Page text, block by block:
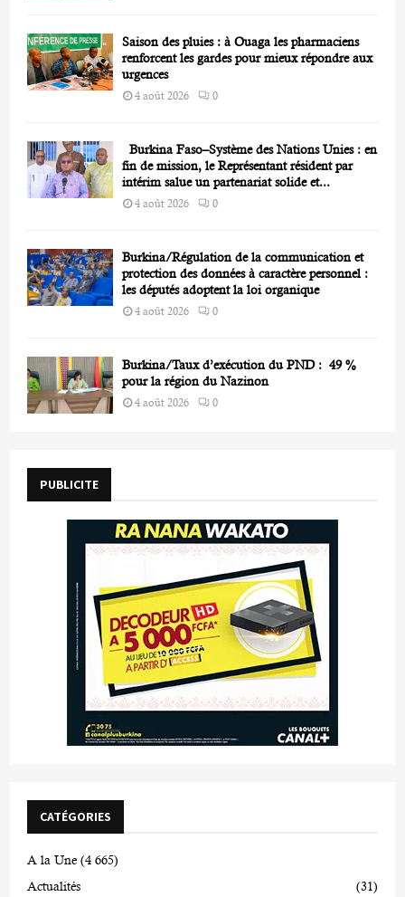
Saison des pluies : à Ouaga les pharmaciens
renforcent les gardes pour mieux répondre aux
urgences
4 août 2026 0
Burkina Faso–Système des Nations Unies : en
fin de mission, le Représentant résident par
intérim salue un partenariat solide et...
4 août 2026 0
Burkina/Régulation de la communication et
protection des données à caractère personnel :
les députés adoptent la loi organique
4 août 2026 0
Burkina/Taux d’exécution du PND : 49 %
pour la région du Nazinon
4 août 2026 0
PUBLICITE
CATÉGORIES
A la Une (4 665)
Actualités
(31)